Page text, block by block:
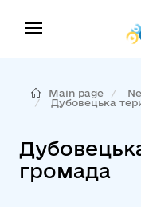
Main page
Дубовецька
громада